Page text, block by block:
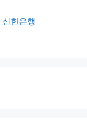
신한은행